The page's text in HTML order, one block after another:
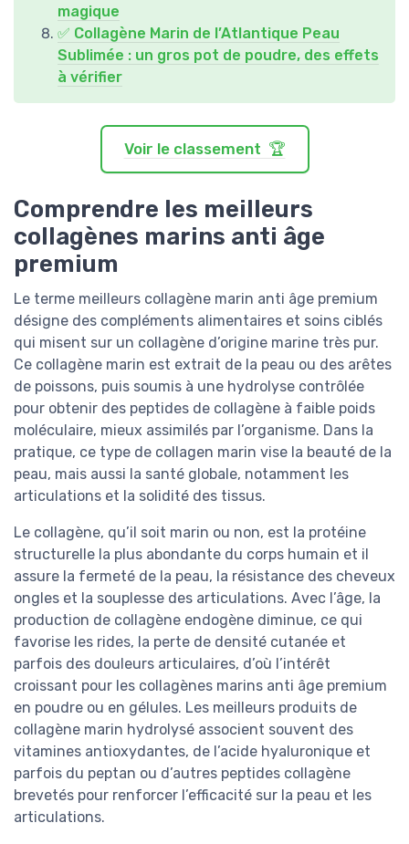
magique
✅ Collagène Marin de l’Atlantique Peau
Sublimée : un gros pot de poudre, des effets
à vérifier
Voir le classement 🏆
Comprendre les meilleurs
collagènes marins anti âge
premium
Le terme meilleurs collagène marin anti âge premium
désigne des compléments alimentaires et soins ciblés
qui misent sur un collagène d’origine marine très pur.
Ce collagène marin est extrait de la peau ou des arêtes
de poissons, puis soumis à une hydrolyse contrôlée
pour obtenir des peptides de collagène à faible poids
moléculaire, mieux assimilés par l’organisme. Dans la
pratique, ce type de collagen marin vise la beauté de la
peau, mais aussi la santé globale, notamment les
articulations et la solidité des tissus.
Le collagène, qu’il soit marin ou non, est la protéine
structurelle la plus abondante du corps humain et il
assure la fermeté de la peau, la résistance des cheveux
ongles et la souplesse des articulations. Avec l’âge, la
production de collagène endogène diminue, ce qui
favorise les rides, la perte de densité cutanée et
parfois des douleurs articulaires, d’où l’intérêt
croissant pour les collagènes marins anti âge premium
en poudre ou en gélules. Les meilleurs produits de
collagène marin hydrolysé associent souvent des
vitamines antioxydantes, de l’acide hyaluronique et
parfois du peptan ou d’autres peptides collagène
brevetés pour renforcer l’efficacité sur la peau et les
articulations.